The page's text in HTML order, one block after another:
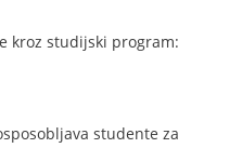
kroz studijski program:
studente za